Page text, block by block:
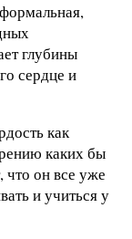
глубины
сердце и
как
каких бы
что он все уже
и учиться у